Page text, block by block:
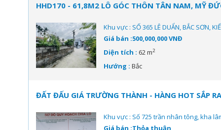
HHD170 - 61,8M2 LÔ GÓC THÔN TÂN NAM, MỸ
Khu vực : SỐ 365 LÊ DUẨN, BẮC SƠN,
Giá bán :500,000,000 VNĐ
Diện tích : 62 m2
Hướng : Bắc
ĐẤT ĐẤU GIÁ TRƯỜNG THÀNH - HÀNG HOT SẮP
Khu vực : Số 725 trần nhân tông, kha
Giá bán :Thỏa thuận